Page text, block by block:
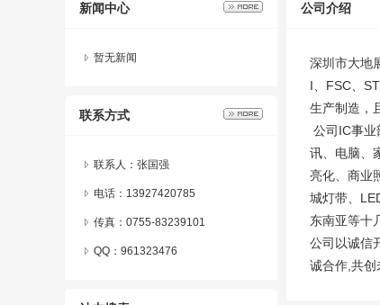
新闻中心
暂无新闻
联系方式
联系人：张国强
电话：13927420785
传真：0755-83239101
QQ： 961323476
公司介绍
深圳市大地
I、FSC、
生产制造，
公司IC事业
讯、电脑、
亮化、商业
城灯带、
东南亚等十
公司以诚信
诚合作,共创